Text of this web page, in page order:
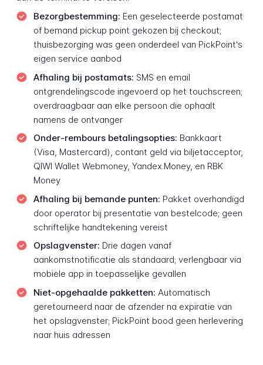
Bezorgbestemming: Een geselecteerde postamat
of bemand pickup point gekozen bij checkout;
thuisbezorging was geen onderdeel van PickPoint's
eigen service aanbod
Afhaling bij postamats: SMS en email
ontgrendelingscode ingevoerd op het touchscreen;
overdraagbaar aan elke persoon die ophaalt
namens de ontvanger
Onder-rembours betalingsopties: Bankkaart
(Visa, Mastercard), contant geld via biljetacceptor,
QIWI Wallet Webmoney, Yandex.Money, en RBK
Money
Afhaling bij bemande punten: Pakket overhandigd
door operator bij presentatie van bestelcode; geen
schriftelijke handtekening vereist
Opslagvenster: Drie dagen vanaf
aankomstnotificatie als standaard; verlengbaar via
mobiele app in toepasselijke gevallen
Niet-opgehaalde pakketten: Automatisch
geretourneerd naar de afzender na expiratie van
het opslagvenster; PickPoint bood geen herlevering
naar huis adressen